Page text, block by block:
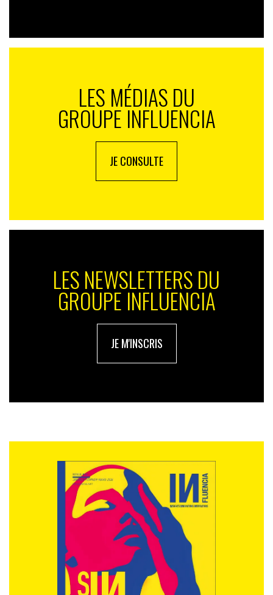
LES MÉDIAS DU
GROUPE INFLUENCIA
JE CONSULTE
LES NEWSLETTERS DU
GROUPE INFLUENCIA
JE M'INSCRIS